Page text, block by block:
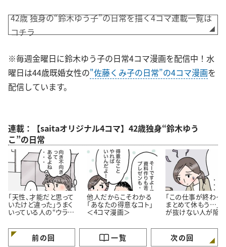
42歳 独身の“鈴木ゆう子”の日常を描く4コマ連載一覧は
コチラ
※毎週金曜日に鈴木ゆう子の日常4コマ漫画を配信中！水
曜日は44歳既婚女性の"佐藤くみ子の日常”の4コマ漫画を
配信しています。
連載：【saitaオリジナル4コマ】42歳独身“鈴木ゆう
こ”の日常
「天性、才能だと思って
いたけど違った」うまく
いっている人の“ウラ
他人だからこそわかる
「あなたの得意なコト」
＜4コマ漫画＞
「この仕事が終わっ
まとめて休もう…」
が抜けない人が陥
漫画＞
前の回 一覧 次の回